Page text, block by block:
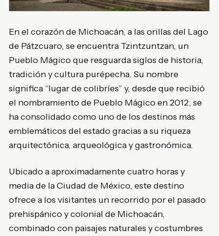
En el corazón de Michoacán, a las orillas del Lago
de Pátzcuaro, se encuentra Tzintzuntzan, un
Pueblo Mágico que resguarda siglos de historia,
tradición y cultura purépecha. Su nombre
significa “lugar de colibríes” y, desde que recibió
el nombramiento de Pueblo Mágico en 2012, se
ha consolidado como uno de los destinos más
emblemáticos del estado gracias a su riqueza
arquitectónica, arqueológica y gastronómica.
Ubicado a aproximadamente cuatro horas y
media de la Ciudad de México, este destino
ofrece a los visitantes un recorrido por el pasado
prehispánico y colonial de Michoacán,
combinado con paisajes naturales y costumbres